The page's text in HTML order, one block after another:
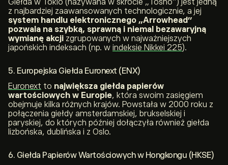
Giełda w Tokio (nazywana w skrócie „ Tosho”) jest jedną
z najbardziej zaawansowanych technologicznie, a jej
system handlu elektronicznego „Arrowhead”
pozwala na szybką, sprawną i niemal bezawaryjną
wymianę akcji zgrupowanych w najważniejszych
japońskich indeksach (np. w indeksie Nikkei 225).
5. Europejska Giełda Euronext (ENX)
Euronext to największa giełda papierów
wartościowych w Europie, która swoim zasięgiem
obejmuje kilka różnych krajów. Powstała w 2000 roku z
połączenia giełdy amsterdamskiej, brukselskiej i
paryskiej, do których później dołączyła również giełda
lizbońska, dublińska i z Oslo.
6. Giełda Papierów Wartościowych w Hongkongu (HKSE)